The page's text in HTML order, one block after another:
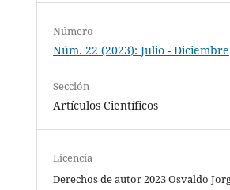
Número
Núm. 22 (2023): Julio - Diciembre
Sección
Artículos Científicos
Licencia
Derechos de autor 2023 Osvaldo